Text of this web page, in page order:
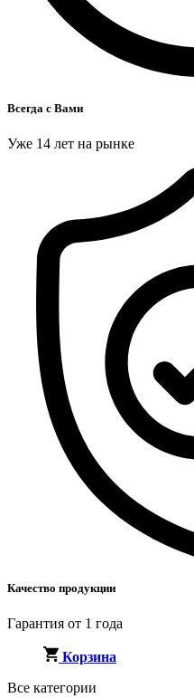
Всегда с Вами
Уже 14 лет на рынке
Качество продукции
Гарантия от 1 года
Корзина
Все категории